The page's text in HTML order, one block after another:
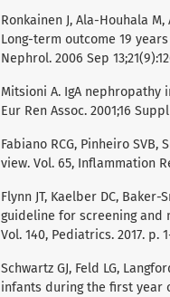
Ronkainen J, Ala-Houhala
Long-term outcome 19
Nephrol. 2006 Sep
Mitsioni A. IgA nephropathy
Eur Ren Assoc. 2001;16
Fabiano RCG, Pinheiro
view. Vol. 65, Inflammation
Flynn JT, Kaelber DC,
guideline for screening and
Vol. 140, Pediatrics. 2017. p.
Schwartz GJ, Feld LG,
infants during the first year